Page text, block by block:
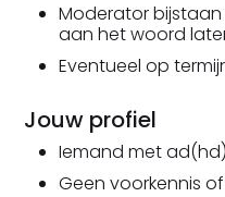
Moderator
aan het woord
Eventueel op
Jouw profiel
Iemand met
Geen voorkennis